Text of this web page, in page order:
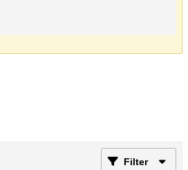
Filter